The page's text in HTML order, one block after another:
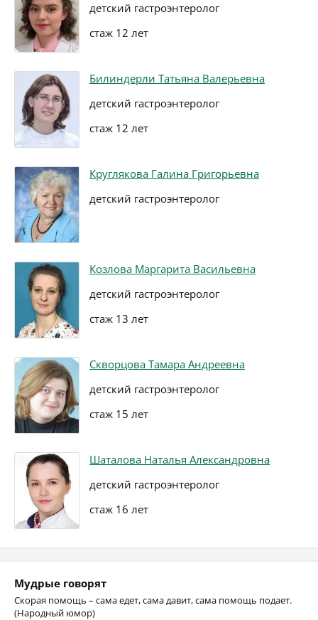
детский гастроэнтеролог
стаж 12 лет
Билиндерли Татьяна Валерьевна
детский гастроэнтеролог
стаж 12 лет
Круглякова Галина Григорьевна
детский гастроэнтеролог
Козлова Маргарита Васильевна
детский гастроэнтеролог
стаж 13 лет
Скворцова Тамара Андреевна
детский гастроэнтеролог
стаж 15 лет
Шаталова Наталья Александровна
детский гастроэнтеролог
стаж 16 лет
Мудрые говорят
Скорая помощь – сама едет, сама давит, сама помощь подает.
(Народный юмор)